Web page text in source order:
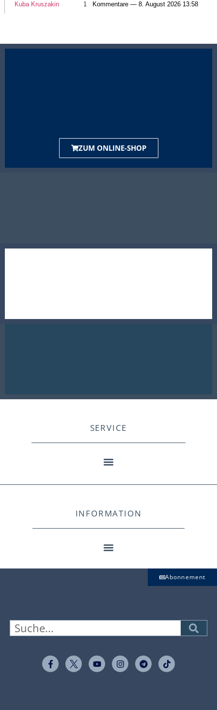
Kuba Kruszakin 1 Kommentare — 8. August 2026 13:58
ZUM ONLINE-SHOP
SERVICE
INFORMATION
Abonnement